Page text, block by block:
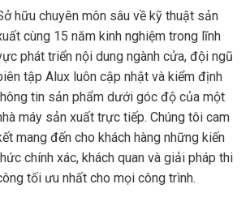
hữu chuyên môn sâu về kỹ thuật sản
cùng 15 năm kinh nghiệm trong lĩnh
phát triển nội dung ngành cửa, đội ngũ
tập Alux luôn cập nhật và kiểm định
tin sản phẩm dưới góc độ của một
máy sản xuất trực tiếp. Chúng tôi cam
mang đến cho khách hàng những kiến
chính xác, khách quan và giải pháp thi
tối ưu nhất cho mọi công trình.